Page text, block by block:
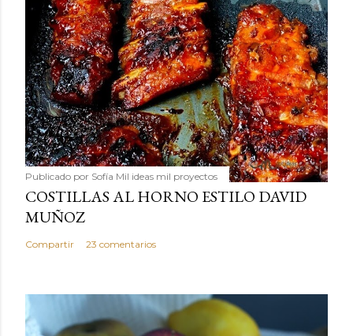
Publicado por Sofía Mil ideas mil proyectos
COSTILLAS AL HORNO ESTILO DAVID
MUÑOZ
Compartir 23 comentarios